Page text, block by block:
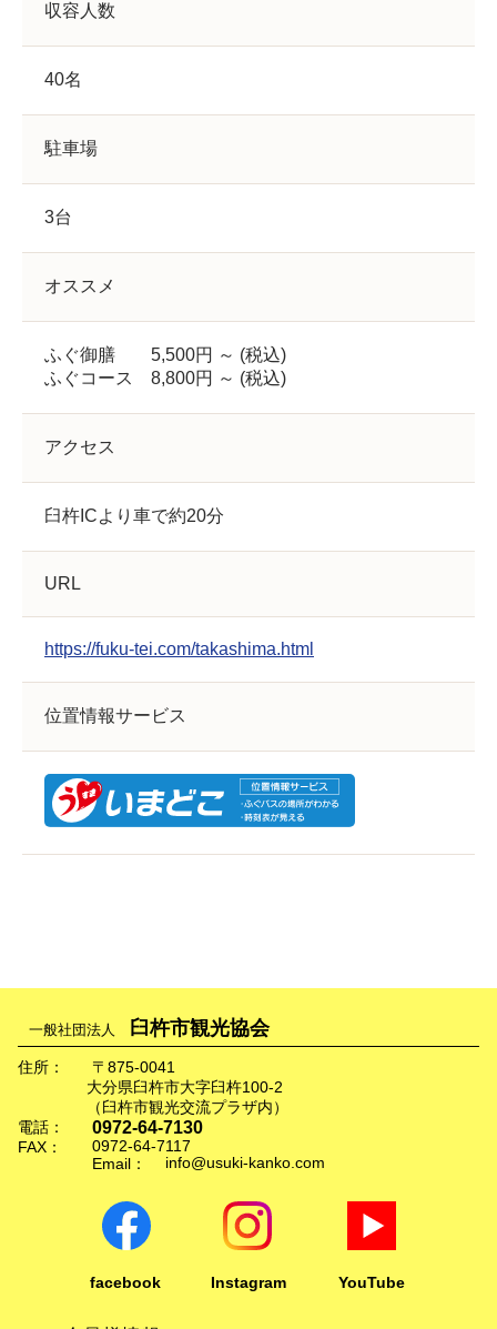
収容人数
40名
駐車場
3台
オススメ
ふぐ御膳 5,500円 ～ (税込)
ふぐコース 8,800円 ～ (税込)
アクセス
臼杵ICより車で約20分
URL
https://fuku-tei.com/takashima.html
位置情報サービス
一般社団法人 臼杵市観光協会
住所：
〒875-0041
大分県臼杵市大字臼杵100-2
（臼杵市観光交流プラザ内）
電話：
0972-64-7130
FAX：
0972-64-7117
Email：
info@usuki-kanko.com
facebook Instagram YouTube